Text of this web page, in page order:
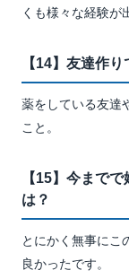
くも様々な経験が
【14】友達作
薬をしている友達
こと。
【15】今まで
は？
とにかく無事にこ
良かったです。